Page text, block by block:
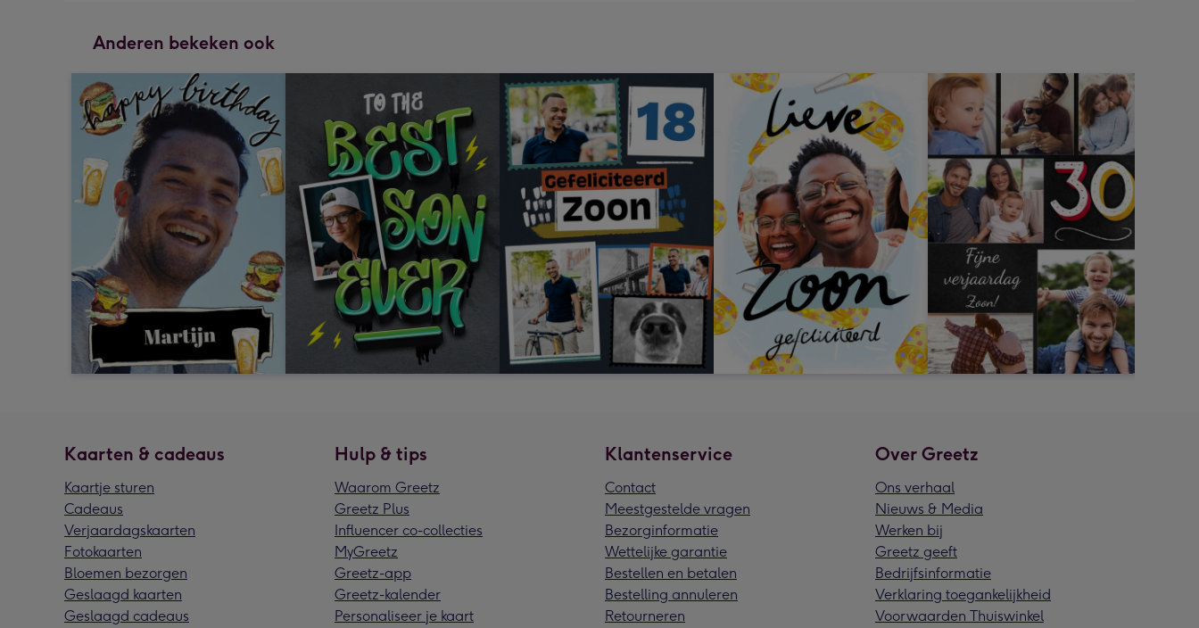
Anderen bekeken ook
Kaarten & cadeaus
Kaartje sturen
Cadeaus
Verjaardagskaarten
Fotokaarten
Bloemen bezorgen
Geslaagd kaarten
Geslaagd cadeaus
Hulp & tips
Waarom Greetz
Greetz Plus
Influencer co-collecties
MyGreetz
Greetz-app
Greetz-kalender
Personaliseer je kaart
Klantenservice
Contact
Meestgestelde vragen
Bezorginformatie
Wettelijke garantie
Bestellen en betalen
Bestelling annuleren
Retourneren
Over Greetz
Ons verhaal
Nieuws & Media
Werken bij
Greetz geeft
Bedrijfsinformatie
Verklaring toegankelijkheid
Voorwaarden Thuiswinkel